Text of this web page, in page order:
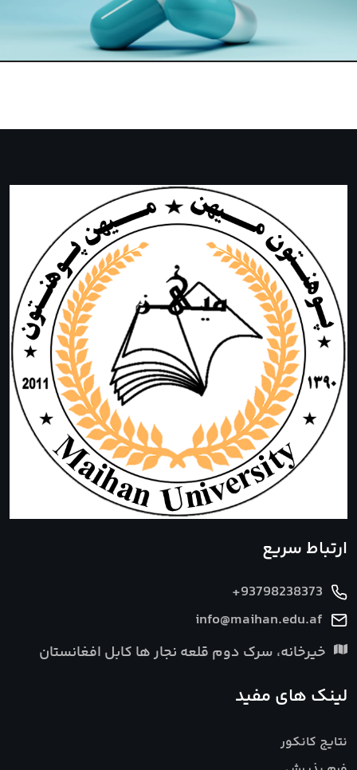
ارتباط سریع
+93798238373
info@maihan.edu.af
خیرخانه، سرک دوم قلعه نجار ها کابل افغانستان
لینک های مفید
نتایج کانکور